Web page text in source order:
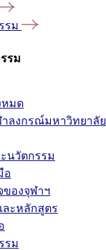
รม
รม
หมด
ลงกรณ์มหาวิทยาลัย
นวัตกรรม
อ
องจุฬาฯ
ละหลักสูตร
รม